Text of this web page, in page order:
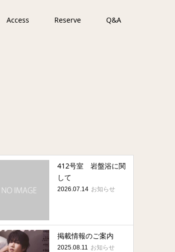
Access Reserve Q&A
412号室 岩盤浴に関
して
2026.07.14 お知らせ
掲載情報のご案内
2025.08.11 お知らせ